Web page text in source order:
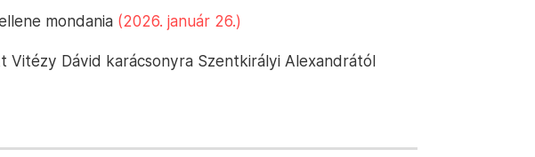
mondania (2026. január 26.)
Vitézy Dávid karácsonyra Szentkirályi Alexandrától